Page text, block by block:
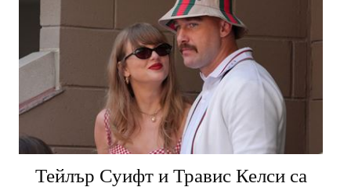
Тейлър Суифт и Травис Келси са